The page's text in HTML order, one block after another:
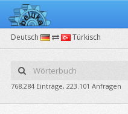
Deutsch Türkisch
768.284 Einträge, 223.101 Anfragen